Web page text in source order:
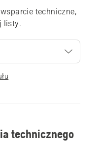
techniczne,
listy.
technicznego